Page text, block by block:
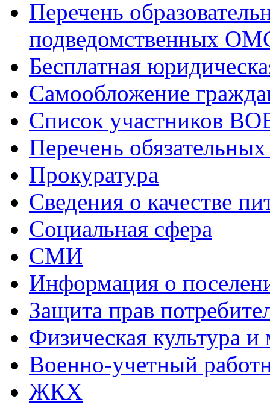
Перечень
подведомственных
Бесплатная
Самообложение
Список участников
Перечень
Прокуратура
Сведения о качестве
Социальная сфера
СМИ
Информация о
Защита прав
Физическая культура
Военно-учетный
ЖКХ